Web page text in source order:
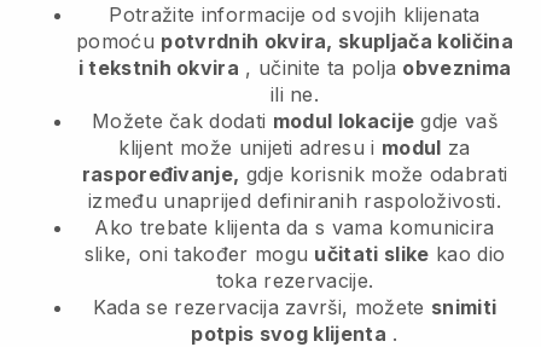
Potražite informacije od svojih klijenata
pomoću potvrdnih okvira, skupljača količina
i tekstnih okvira , učinite ta polja obveznima
ili ne.
Možete čak dodati modul lokacije gdje vaš
klijent može unijeti adresu i modul za
raspoređivanje, gdje korisnik može odabrati
između unaprijed definiranih raspoloživosti.
Ako trebate klijenta da s vama komunicira
slike, oni također mogu učitati slike kao dio
toka rezervacije.
Kada se rezervacija završi, možete snimiti
potpis svog klijenta .